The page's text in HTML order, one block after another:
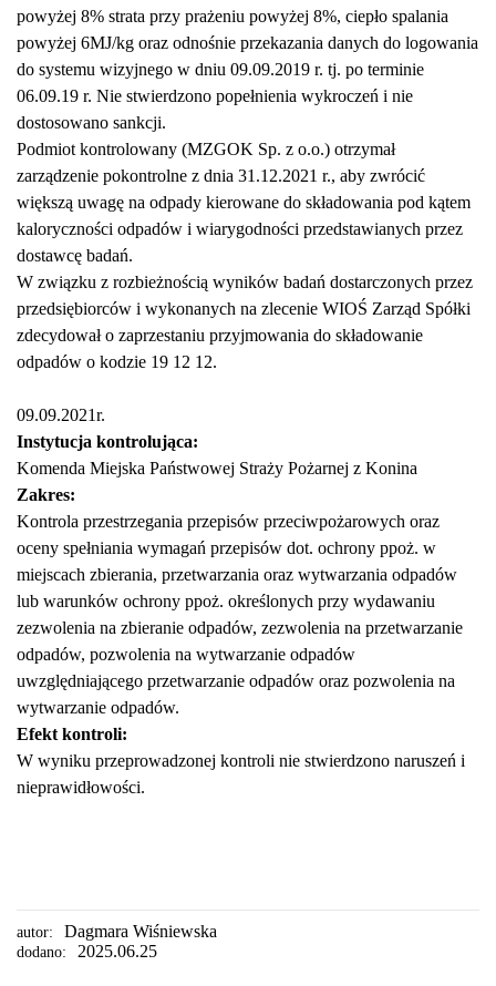
powyżej 8% strata przy prażeniu powyżej 8%, ciepło spalania
powyżej 6MJ/kg oraz odnośnie przekazania danych do logowania
do systemu wizyjnego w dniu 09.09.2019 r. tj. po terminie
06.09.19 r. Nie stwierdzono popełnienia wykroczeń i nie
dostosowano sankcji.
Podmiot kontrolowany (MZGOK Sp. z o.o.) otrzymał
zarządzenie pokontrolne z dnia 31.12.2021 r., aby zwrócić
większą uwagę na odpady kierowane do składowania pod kątem
kaloryczności odpadów i wiarygodności przedstawianych przez
dostawcę badań.
W związku z rozbieżnością wyników badań dostarczonych przez
przedsiębiorców i wykonanych na zlecenie WIOŚ Zarząd Spółki
zdecydował o zaprzestaniu przyjmowania do składowanie
odpadów o kodzie 19 12 12.
09.09.2021r.
Instytucja kontrolująca:
Komenda Miejska Państwowej Straży Pożarnej z Konina
Zakres:
Kontrola przestrzegania przepisów przeciwpożarowych oraz
oceny spełniania wymagań przepisów dot. ochrony ppoż. w
miejscach zbierania, przetwarzania oraz wytwarzania odpadów
lub warunków ochrony ppoż. określonych przy wydawaniu
zezwolenia na zbieranie odpadów, zezwolenia na przetwarzanie
odpadów, pozwolenia na wytwarzanie odpadów
uwzględniającego przetwarzanie odpadów oraz pozwolenia na
wytwarzanie odpadów.
Efekt kontroli:
W wyniku przeprowadzonej kontroli nie stwierdzono naruszeń i
nieprawidłowości.
autor: Dagmara Wiśniewska
dodano: 2025.06.25